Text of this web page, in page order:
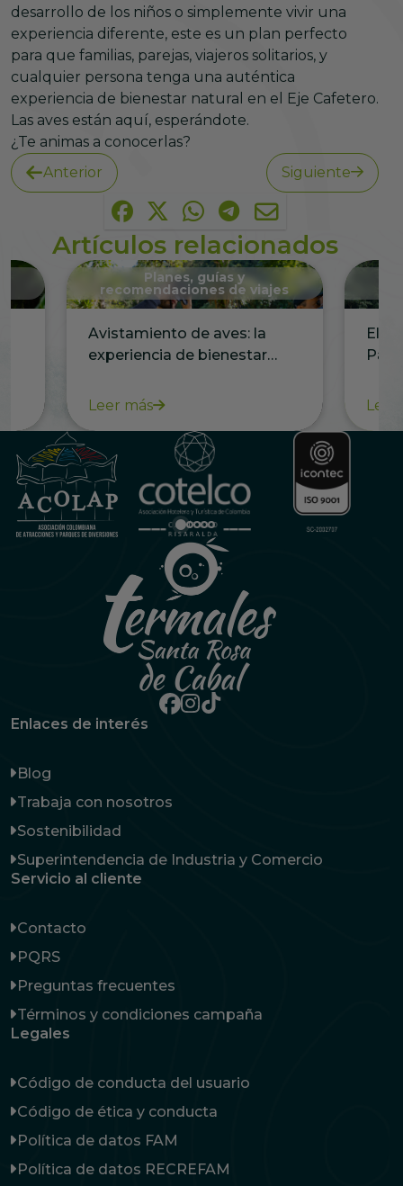
Anterior Siguiente
desarrollo de los niños o simplemente vivir una
experiencia diferente, este es un plan perfecto
para que familias, parejas, viajeros solitarios, y
cualquier persona tenga una auténtica
experiencia de bienestar natural en el Eje Cafetero.
Las aves están aquí, esperándote.
¿Te animas a conocerlas?
Artículos relacionados
Planes, guías y
recomendaciones de viajes
Avistamiento de aves: la
experiencia de bienestar
Cafetero
Leer más
El
Leer
Enlaces de interés
Blog
Trabaja con nosotros
Sostenibilidad
Superintendencia de Industria y Comercio
Servicio al cliente
Contacto
PQRS
Preguntas frecuentes
Términos y condiciones campaña
Legales
Código de conducta del usuario
Código de ética y conducta
Política de datos FAM
Política de datos RECREFAM